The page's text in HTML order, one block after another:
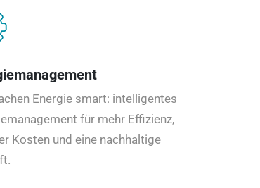
Energie smart: intelligentes
für mehr Effizienz,
Kosten und eine nachhaltige